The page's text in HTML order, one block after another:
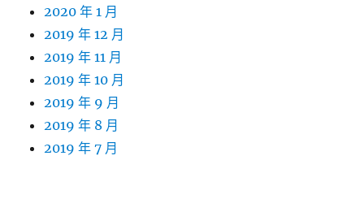
2020 年 1 月
2019 年 12 月
2019 年 11 月
2019 年 10 月
2019 年 9 月
2019 年 8 月
2019 年 7 月